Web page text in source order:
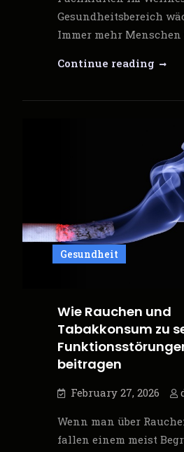
Gesundheitsbereich
Immer mehr Menschen
Continue reading
–
für
eine
Gesundheit
Wie Rauchen und
Tabakkonsum zu
beitragen
February 27, 2026
Wenn man über
fallen einem meist